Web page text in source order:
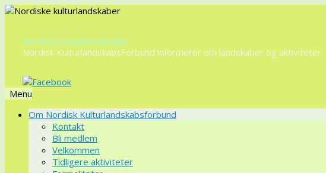
Nordiske kulturlandskaber
Nordisk KulturlandskabsForbund informerer om landskaber og aktiviteter
Menu
VidereOm Nordisk Kulturlandskabsforbund
Kontakt
Bli medlem
Velkommen
Tidligere aktiviteter